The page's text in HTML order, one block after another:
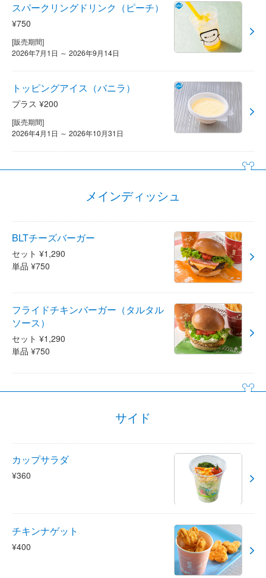
スパークリングドリンク（ピーチ）
¥750
[販売期間]
2026年7月1日 ～ 2026年9月14日
トッピングアイス（バニラ）
プラス ¥200
[販売期間]
2026年4月1日 ～ 2026年10月31日
メインディッシュ
BLTチーズバーガー
セット ¥1,290
単品 ¥750
フライドチキンバーガー（タルタル
ソース）
セット ¥1,290
単品 ¥750
サイド
カップサラダ
¥360
チキンナゲット
¥400